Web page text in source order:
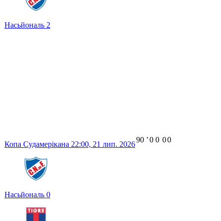
Насьйональ 2
Копа Судамерікана 22:00, 21 лип. 2026
Насьйональ 0
90 ʼ0 0 00